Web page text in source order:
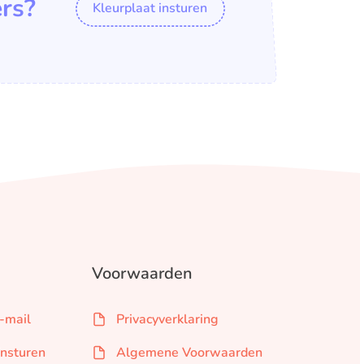
Kleurplaat insturen
mail
Voorwaarden
Privacyverklaring
Algemene Voorwaarden